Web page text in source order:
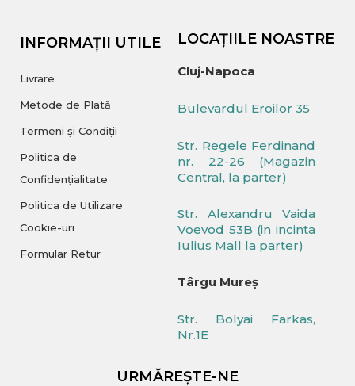
INFORMAȚII UTILE
Livrare
Metode de Plată
Termeni și Condiții
Politica de
Confidențialitate
Politica de Utilizare
Cookie-uri
Formular Retur
LOCAȚIILE NOASTRE
Cluj-Napoca
Bulevardul Eroilor 35
Str. Regele Ferdinand
nr. 22-26 (Magazin
Central, la parter)
Str. Alexandru Vaida
Voevod 53B (in incinta
Iulius Mall la parter)
Târgu Mureș
Str. Bolyai Farkas,
Nr.1E
URMĂREȘTE-NE